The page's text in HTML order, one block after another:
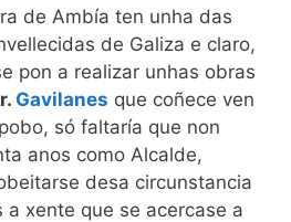
de Ambía ten unha das
de Galiza e claro,
pon a realizar unhas obras
Gavilanes que coñece ven
só faltaría que non
anos como Alcalde,
desa circunstancia
xente que se acercase a